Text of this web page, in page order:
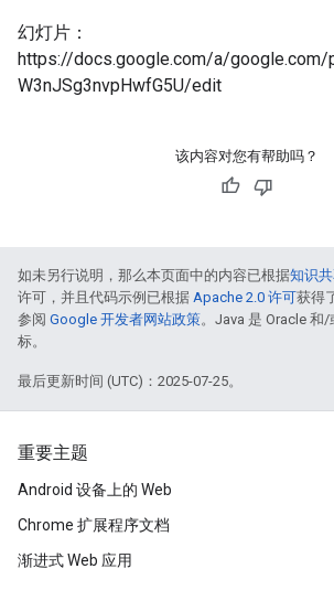
幻灯片：
https://docs.google.com/a/google.com/
W3nJSg3nvpHwfG5U/edit
该内容对您有帮助吗？
如未另行说明，那么本页面中的内容已根据知识
许可，并且代码示例已根据 Apache 2.0 许可获得
参阅 Google 开发者网站政策。Java 是 Oracle 和
标。
最后更新时间 (UTC)：2025-07-25。
重要主题
Android 设备上的 Web
Chrome 扩展程序文档
渐进式 Web 应用